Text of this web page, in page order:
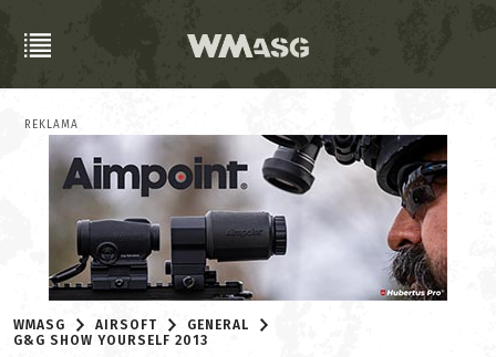
REKLAMA
WMASG AIRSOFT
GENERAL
G&G SHOW YOURSELF 2013